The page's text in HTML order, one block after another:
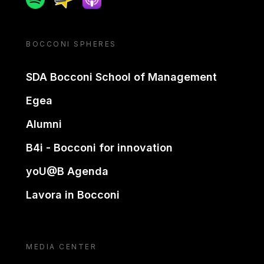
BOCCONI SPHERES
SDA Bocconi School of Management
Egea
Alumni
B4i - Bocconi for innovation
yoU@B Agenda
Lavora in Bocconi
MEDIA CENTER